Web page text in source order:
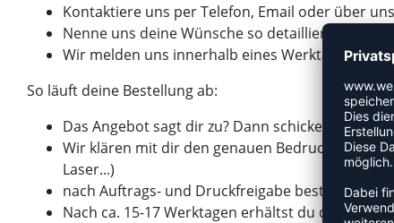
Kontaktiere uns per Telefon, Email oder über
Nenne uns deine Wünsche so detailliert wie
Wir melden uns innerhalb eines Werktages mit
So läuft deine Bestellung ab:
Das Angebot sagt dir zu? Dann schicken wir dir
Wir klären mit dir den genauen
Laser...)
nach Auftrags- und Druckfreigabe bestellen wir
Nach ca. 15-17 Werktagen erhältst du deine